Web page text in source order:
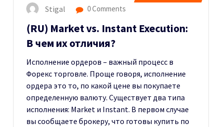
Stigal 0 Comments
(RU) Market vs. Instant Execution:
В чем их отличия?
Исполнение ордеров – важный процесс в
Форекс торговле. Проще говоря, исполнение
ордера это то, по какой цене вы покупаете
определенную валюту. Существует два типа
исполнения: Market и Instant. В первом случае
вы сообщаете брокеру, что готовы купить по